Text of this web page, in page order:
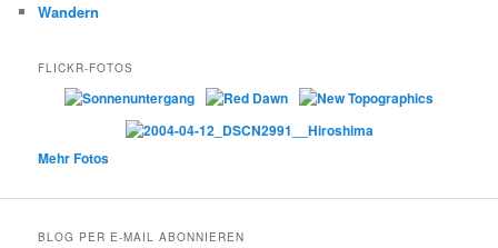
Wandern
FLICKR-FOTOS
Mehr Fotos
BLOG PER E-MAIL ABONNIEREN